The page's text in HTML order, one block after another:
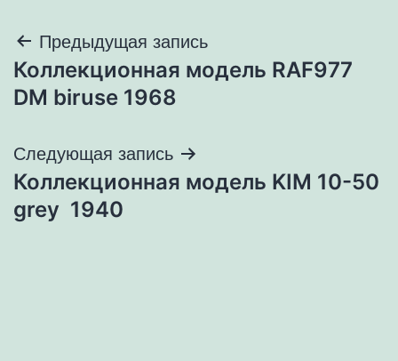
Навигация
по
Предыдущая запись
Коллекционная модель RAF977
DM biruse 1968
Следующая запись
Коллекционная модель KIM 10-50
grey 1940